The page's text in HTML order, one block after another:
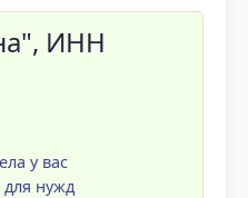
ИНН
у вас
нужд